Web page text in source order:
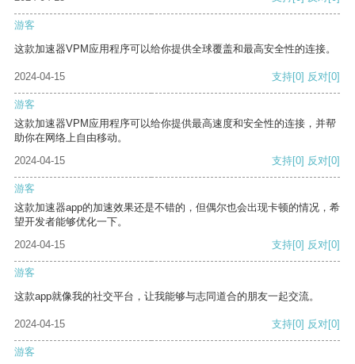
游客
这款加速器VPM应用程序可以给你提供全球覆盖和最高安全性的连接。
2024-04-15 支持[0] 反对[0]
游客
这款加速器VPM应用程序可以给你提供最高速度和安全性的连接，并帮
助你在网络上自由移动。
2024-04-15
支持[0] 反对[0]
游客
这款加速器app的加速效果还是不错的，但偶尔也会出现卡顿的情况，希
望开发者能够优化一下。
2024-04-15
支持[0] 反对[0]
游客
这款app就像我的社交平台，让我能够与志同道合的朋友一起交流。
2024-04-15 支持[0] 反对[0]
游客